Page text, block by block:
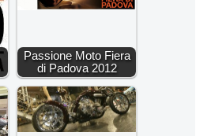
Passione Moto Fiera
di Padova 2012